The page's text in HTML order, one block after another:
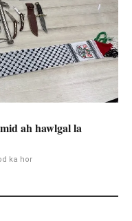
ah hawlgal la
ka hor